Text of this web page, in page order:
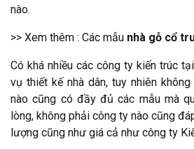
nào.
>> Xem thêm : Các mẫu nhà gỗ cổ
Có khá nhiều các công ty kiến trúc
vụ thiết kế nhà dân, tuy nhiên
nào cũng có đầy đủ các mẫu mà
lòng, không phải công ty nào cũng
lượng cũng như giá cả như công ty